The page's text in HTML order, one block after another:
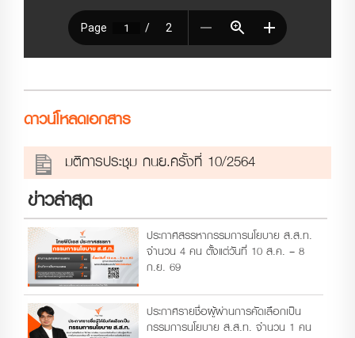
ดาวน์โหลดเอกสาร
มติการประชุม กนย.ครั้งที่ 10/2564
ข่าวล่าสุด
ประกาศสรรหากรรมการนโยบาย ส.ส.ท.
จำนวน 4 คน ตั้งแต่วันที่ 10 ส.ค. – 8
ก.ย. 69
ประกาศรายชื่อผู้ผ่านการคัดเลือกเป็น
กรรมการนโยบาย ส.ส.ท. จำนวน 1 คน